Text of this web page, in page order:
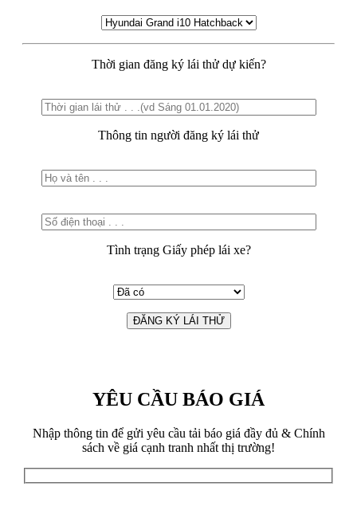
Thời gian đăng ký lái thử dự kiến?
Thông tin người đăng ký lái thử
Tình trạng Giấy phép lái xe?
YÊU CẦU BÁO GIÁ
Nhập thông tin để gửi yêu cầu tải báo giá đầy đủ & Chính
sách về giá cạnh tranh nhất thị trường!